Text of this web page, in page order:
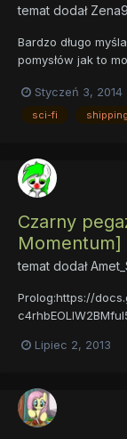
temat dodał
Bardzo długo
pomysłów jak to
jego żonę. Niby
jest to sielanka?
Styczeń 3, 2014
sci-fi shipping
Czarny
Momentum]
temat dodał
Prolog:https://
Lipiec 2, 2013